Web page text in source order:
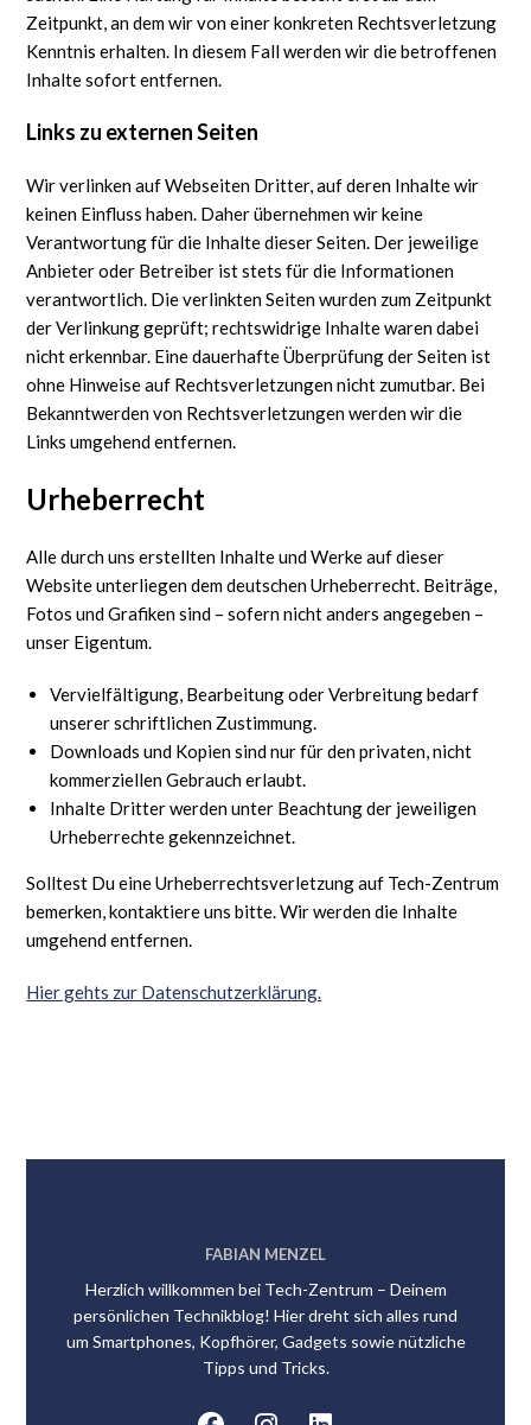
Zeitpunkt, an dem wir von einer konkreten Rechtsverletzung
Kenntnis erhalten. In diesem Fall werden wir die betroffenen
Inhalte sofort entfernen.
Links zu externen Seiten
Wir verlinken auf Webseiten Dritter, auf deren Inhalte wir
keinen Einfluss haben. Daher übernehmen wir keine
Verantwortung für die Inhalte dieser Seiten. Der jeweilige
Anbieter oder Betreiber ist stets für die Informationen
verantwortlich. Die verlinkten Seiten wurden zum Zeitpunkt
der Verlinkung geprüft; rechtswidrige Inhalte waren dabei
nicht erkennbar. Eine dauerhafte Überprüfung der Seiten ist
ohne Hinweise auf Rechtsverletzungen nicht zumutbar. Bei
Bekanntwerden von Rechtsverletzungen werden wir die
Links umgehend entfernen.
Urheberrecht
Alle durch uns erstellten Inhalte und Werke auf dieser
Website unterliegen dem deutschen Urheberrecht. Beiträge,
Fotos und Grafiken sind – sofern nicht anders angegeben –
unser Eigentum.
Vervielfältigung, Bearbeitung oder Verbreitung bedarf
unserer schriftlichen Zustimmung.
Downloads und Kopien sind nur für den privaten, nicht
kommerziellen Gebrauch erlaubt.
Inhalte Dritter werden unter Beachtung der jeweiligen
Urheberrechte gekennzeichnet.
Solltest Du eine Urheberrechtsverletzung auf Tech-Zentrum
bemerken, kontaktiere uns bitte. Wir werden die Inhalte
umgehend entfernen.
Hier gehts zur Datenschutzerklärung.
FABIAN MENZEL
Herzlich willkommen bei Tech-Zentrum – Deinem
persönlichen Technikblog! Hier dreht sich alles rund
um Smartphones, Kopfhörer, Gadgets sowie nützliche
Tipps und Tricks.